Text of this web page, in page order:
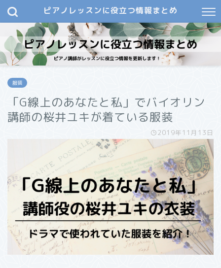
ピアノレッスンに役立つ情報まとめ
服装
「G線上のあなたと私」でバイオリン
講師の桜井ユキが着ている服装
2019年11月13日